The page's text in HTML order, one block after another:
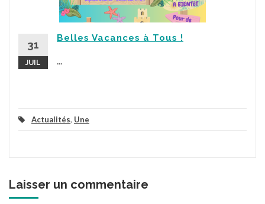
31
JUIL
Belles Vacances à Tous !
Actualités, Une
Laisser un commentaire